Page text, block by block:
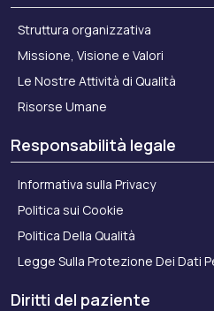
Struttura organizzativa
Missione, Visione e Valori
Le Nostre Attività di Qualità
Risorse Umane
Responsabilità legale
Informativa sulla Privacy
Politica sui Cookie
Politica Della Qualità
Legge Sulla Protezione Dei Dati
Diritti del paziente